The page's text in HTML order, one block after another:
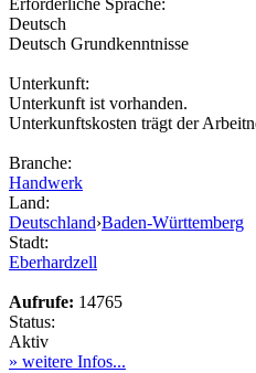
Erforderliche Sprache:
Deutsch
Deutsch Grundkenntnisse
Unterkunft:
Unterkunft ist vorhanden.
Unterkunftskosten trägt der
Branche:
Handwerk
Land:
Deutschland›Baden-Württemberg
Stadt:
Eberhardzell
Aufrufe: 14765
Status:
Aktiv
» weitere Infos...